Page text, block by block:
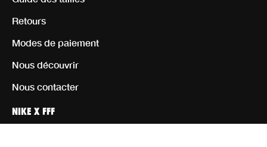
Retours
Modes de paiement
Nous découvrir
Nous contacter
NIKE X FFF